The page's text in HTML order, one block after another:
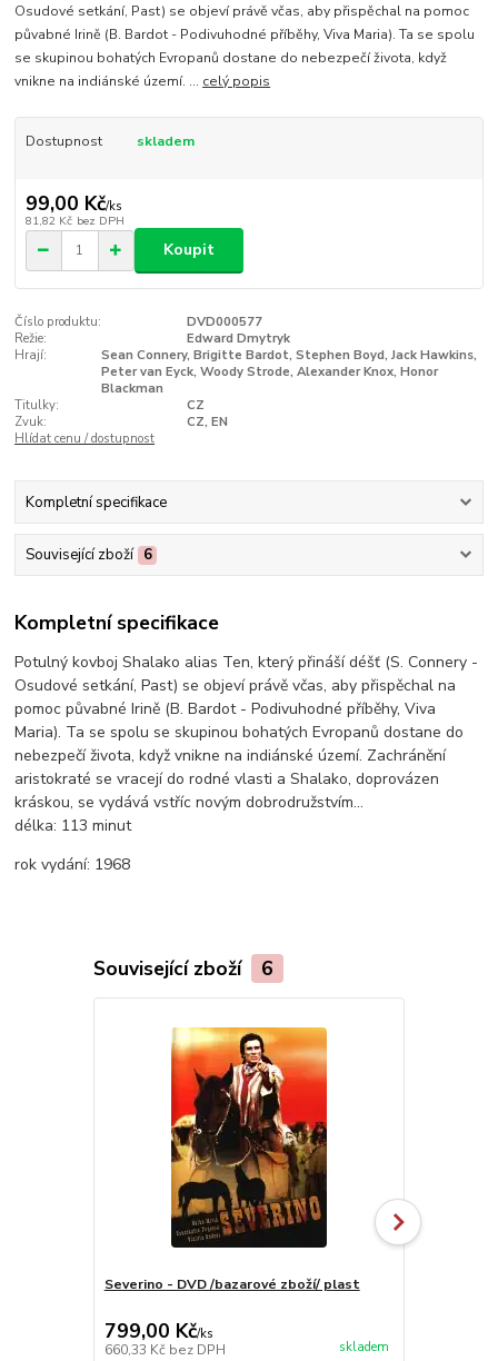
Osudové setkání, Past) se objeví právě včas, aby přispěchal na pomoc
půvabné Irině (B. Bardot - Podivuhodné příběhy, Viva Maria). Ta se spolu
se skupinou bohatých Evropanů dostane do nebezpečí života, když
vnikne na indiánské území. ... celý popis
Dostupnost skladem
99,00 Kč/ks
81,82 Kč bez DPH
Koupit
Číslo produktu:
DVD000577
Režie:
Edward Dmytryk
Hrají:
Sean Connery, Brigitte Bardot, Stephen Boyd, Jack Hawkins,
Peter van Eyck, Woody Strode, Alexander Knox, Honor
Blackman
Titulky:
CZ
Zvuk:
CZ, EN
Hlídat cenu / dostupnost
Kompletní specifikace
Související zboží 6
Kompletní specifikace
Potulný kovboj Shalako alias Ten, který přináší déšť (S. Connery -
Osudové setkání, Past) se objeví právě včas, aby přispěchal na
pomoc půvabné Irině (B. Bardot - Podivuhodné příběhy, Viva
Maria). Ta se spolu se skupinou bohatých Evropanů dostane do
nebezpečí života, když vnikne na indiánské území. Zachránění
aristokraté se vracejí do rodné vlasti a Shalako, doprovázen
kráskou, se vydává vstříc novým dobrodružstvím...
délka: 113 minut
rok vydání: 1968
Související zboží 6
Severino - DVD /bazarové zboží/ plast
799,00 Kč/ks
660,33 Kč bez DPH skladem